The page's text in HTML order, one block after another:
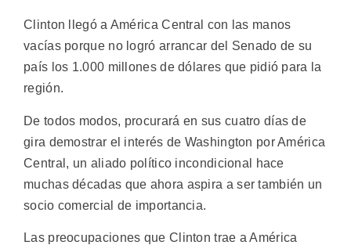
Clinton llegó a América Central con las manos
vacías porque no logró arrancar del Senado de su
país los 1.000 millones de dólares que pidió para la
región.
De todos modos, procurará en sus cuatro días de
gira demostrar el interés de Washington por América
Central, un aliado político incondicional hace
muchas décadas que ahora aspira a ser también un
socio comercial de importancia.
Las preocupaciones que Clinton trae a América